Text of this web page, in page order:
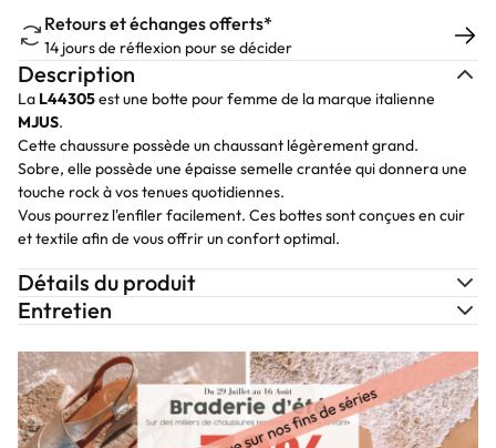
Retours et échanges offerts*
14 jours de réflexion pour se décider
Description
La L44305est une botte pour femme de la marque italienne
MJUS.
Cette chaussure possède un chaussant légèrement grand.
Sobre, elle possède une épaisse semelle crantée qui donnera une
touche rock à vos tenues quotidiennes.
Vous pourrez l'enfiler facilement. Ces bottes sont conçues en cuir
et textile afin de vous offrir un confort optimal.
Détails du produit
Entretien